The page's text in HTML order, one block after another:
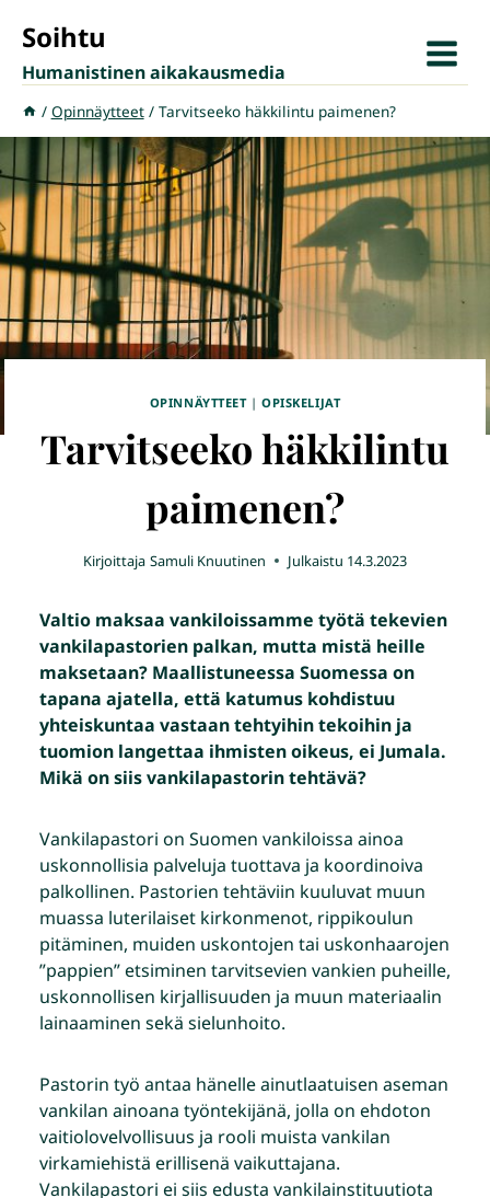
sisältöön
Soihtu
Humanistinen aikakausmedia
/ Opinnäytteet / Tarvitseeko häkkilintu paimenen?
OPINNÄYTTEET|OPISKELIJAT
Tarvitseeko häkkilintu
paimenen?
Kirjoittaja Samuli Knuutinen Julkaistu 14.3.2023
Valtio maksaa vankiloissamme työtä tekevien
vankilapastorien palkan, mutta mistä heille
maksetaan? Maallistuneessa Suomessa on
tapana ajatella, että katumus kohdistuu
yhteiskuntaa vastaan tehtyihin tekoihin ja
tuomion langettaa ihmisten oikeus, ei Jumala.
Mikä on siis vankilapastorin tehtävä?
Vankilapastori on Suomen vankiloissa ainoa
uskonnollisia palveluja tuottava ja koordinoiva
palkollinen. Pastorien tehtäviin kuuluvat muun
muassa luterilaiset kirkonmenot, rippikoulun
pitäminen, muiden uskontojen tai uskonhaarojen
”pappien” etsiminen tarvitsevien vankien puheille,
uskonnollisen kirjallisuuden ja muun materiaalin
lainaaminen sekä sielunhoito.
Pastorin työ antaa hänelle ainutlaatuisen aseman
vankilan ainoana työntekijänä, jolla on ehdoton
vaitiolovelvollisuus ja rooli muista vankilan
virkamiehistä erillisenä vaikuttajana.
Vankilapastori ei siis edusta vankilainstituutiota